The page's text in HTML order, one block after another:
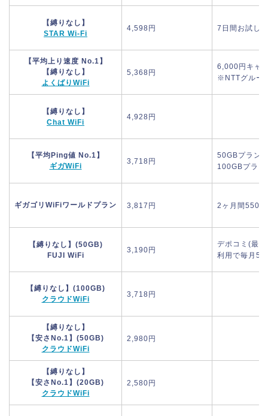
【縛りなし】
STAR Wi-Fi
4,598円 7日間お試し
【平均上り速度 No.1】
【縛りなし】
よくばりWiFi
5,368円
6,000円キャ
※NTTグルー
【縛りなし】
Chat WiFi
4,928円
【平均Ping値 No.1】
ギガWiFi
3,718円
50GBプラン
100GBプラ
ギガゴリWiFiワールドプラン 3,817円 2ヶ月間550
【縛りなし】(50GB)
FUJI WiFi
3,190円
デポコミ(最
利用で毎月
【縛りなし】(100GB)
クラウドWiFi
3,718円
【縛りなし】
【安さNo.1】(50GB)
クラウドWiFi
2,980円
【縛りなし】
【安さNo.1】(20GB)
クラウドWiFi
2,580円